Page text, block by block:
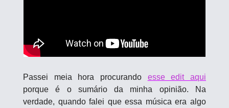
Passei meia hora procurando esse edit aqui
porque é o sumário da minha opinião. Na
verdade, quando falei que essa música era algo